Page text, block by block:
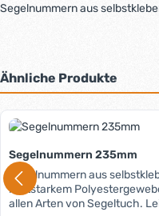
Segelnummern aus
Ähnliche Produkte
Produktgalerie überspringen
Segelnummern 235mm
Segelnummern aus
haftstarkem
allen Arten von Segeltuch. Leider werden